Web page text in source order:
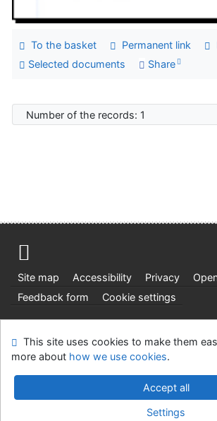
To the basket Permanent link
Selected documents
Share
Number of the records: 1
Site map Accessibility Privacy
Feedback form
Cookie settings
660 83 Brno
This site uses cookies to make them
more about how we use cookies.
Accept all
Settings